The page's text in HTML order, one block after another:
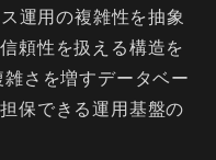
運用の複雑性を抽象
頼性を扱える構造を
さを増すデータベー
保できる運用基盤の